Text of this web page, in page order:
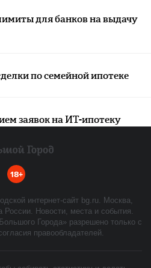
для банков на выдачу
по семейной ипотеке
заявок на ИТ-ипотеку
18+
интернет-сайт bg.ru. Москва,
России. Новости, места и события.
Города» разрешено только с
правообладателей.